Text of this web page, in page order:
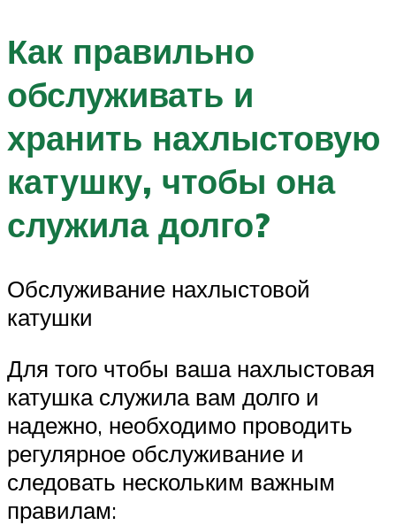
Как правильно
обслуживать и
хранить нахлыстовую
катушку, чтобы она
служила долго?
Обслуживание нахлыстовой
катушки
Для того чтобы ваша нахлыстовая
катушка служила вам долго и
надежно, необходимо проводить
регулярное обслуживание и
следовать нескольким важным
правилам: